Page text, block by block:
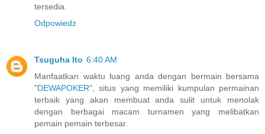
tersedia.
Odpowiedz
Tsuguha Ito 6:40 AM
Manfaatkan waktu luang anda dengan bermain bersama
"DEWAPOKER", situs yang memiliki kumpulan permainan
terbaik yang akan membuat anda sulit untuk menolak
dengan berbagai macam turnamen yang melibatkan
pemain pemain terbesar.